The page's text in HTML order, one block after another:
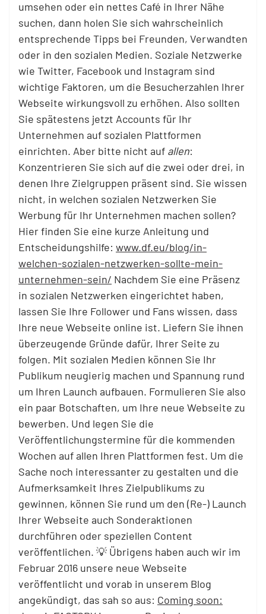
umsehen oder ein nettes Café in Ihrer Nähe
suchen, dann holen Sie sich wahrscheinlich
entsprechende Tipps bei Freunden, Verwandten
oder in den sozialen Medien. Soziale Netzwerke
wie Twitter, Facebook und Instagram sind
wichtige Faktoren, um die Besucherzahlen Ihrer
Webseite wirkungsvoll zu erhöhen. Also sollten
Sie spätestens jetzt Accounts für Ihr
Unternehmen auf sozialen Plattformen
einrichten. Aber bitte nicht auf allen:
Konzentrieren Sie sich auf die zwei oder drei, in
denen Ihre Zielgruppen präsent sind. Sie wissen
nicht, in welchen sozialen Netzwerken Sie
Werbung für Ihr Unternehmen machen sollen?
Hier finden Sie eine kurze Anleitung und
Entscheidungshilfe: www.df.eu/blog/in-
welchen-sozialen-netzwerken-sollte-mein-
unternehmen-sein/ Nachdem Sie eine Präsenz
in sozialen Netzwerken eingerichtet haben,
lassen Sie Ihre Follower und Fans wissen, dass
Ihre neue Webseite online ist. Liefern Sie ihnen
überzeugende Gründe dafür, Ihrer Seite zu
folgen. Mit sozialen Medien können Sie Ihr
Publikum neugierig machen und Spannung rund
um Ihren Launch aufbauen. Formulieren Sie also
ein paar Botschaften, um Ihre neue Webseite zu
bewerben. Und legen Sie die
Veröffentlichungstermine für die kommenden
Wochen auf allen Ihren Plattformen fest. Um die
Sache noch interessanter zu gestalten und die
Aufmerksamkeit Ihres Zielpublikums zu
gewinnen, können Sie rund um den (Re-) Launch
Ihrer Webseite auch Sonderaktionen
durchführen oder speziellen Content
veröffentlichen. 💡 Übrigens haben auch wir im
Februar 2016 unsere neue Webseite
veröffentlicht und vorab in unserem Blog
angekündigt, das sah so aus: Coming soon: